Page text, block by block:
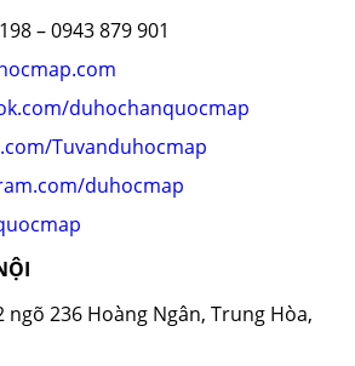
– 0943 879 901
duhochanquocmap
Tuvanduhocmap
duhocmap
ngõ 236 Hoàng Ngân, Trung Hòa,